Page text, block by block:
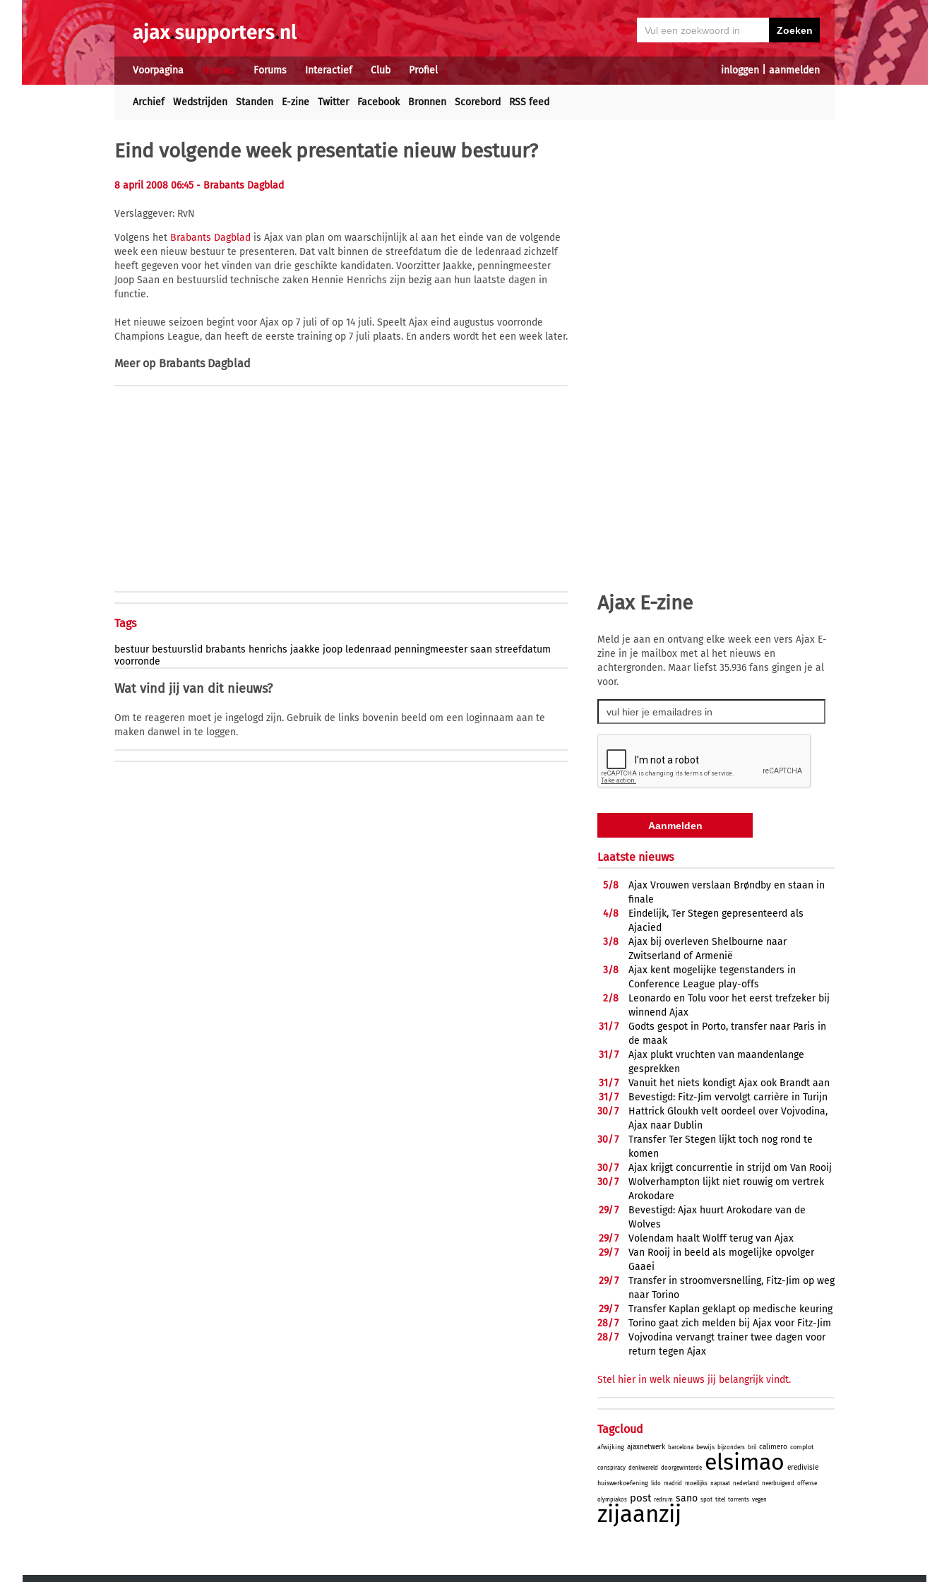
inloggen aanmelden
Voorpagina Nieuws Forums Interactief Club Profiel
Archief Wedstrijden Standen E-zine Twitter Facebook Bronnen Scorebord RSS feed
Eind volgende week presentatie nieuw bestuur?
8 april 2008 06:45 - Brabants Dagblad
Verslaggever: RvN
Volgens het Brabants Dagblad is Ajax van plan om waarschijnlijk al aan het einde van de volgende
week een nieuw bestuur te presenteren. Dat valt binnen de streefdatum die de ledenraad zichzelf
heeft gegeven voor het vinden van drie geschikte kandidaten. Voorzitter Jaakke, penningmeester
Joop Saan en bestuurslid technische zaken Hennie Henrichs zijn bezig aan hun laatste dagen in
functie.
Het nieuwe seizoen begint voor Ajax op 7 juli of op 14 juli. Speelt Ajax eind augustus voorronde
Champions League, dan heeft de eerste training op 7 juli plaats. En anders wordt het een week later.
Meer op Brabants Dagblad
Tags
bestuur bestuurslid brabants henrichs jaakke joop ledenraad penningmeester saan streefdatum
voorronde
Wat vind jij van dit nieuws?
Om te reageren moet je ingelogd zijn. Gebruik de links bovenin beeld om een loginnaam aan te
maken danwel in te loggen.
Ajax E-zine
Meld je aan en ontvang elke week een vers Ajax E-
zine in je mailbox met al het nieuws en
achtergronden. Maar liefst 35.936 fans gingen je al
voor.
Laatste nieuws
5/8
Ajax Vrouwen verslaan Brøndby en staan in
finale
4/8
Eindelijk, Ter Stegen gepresenteerd als
Ajacied
3/8
Ajax bij overleven Shelbourne naar
Zwitserland of Armenië
3/8
Ajax kent mogelijke tegenstanders in
Conference League play-offs
2/8
Leonardo en Tolu voor het eerst trefzeker bij
winnend Ajax
31/7
Godts gespot in Porto, transfer naar Paris in
de maak
31/7
Ajax plukt vruchten van maandenlange
gesprekken
31/7
Vanuit het niets kondigt Ajax ook Brandt aan
31/7
Bevestigd: Fitz-Jim vervolgt carrière in Turijn
30/7
Hattrick Gloukh velt oordeel over Vojvodina,
Ajax naar Dublin
30/7
Transfer Ter Stegen lijkt toch nog rond te
komen
30/7
Ajax krijgt concurrentie in strijd om Van Rooij
30/7
Wolverhampton lijkt niet rouwig om vertrek
Arokodare
29/7
Bevestigd: Ajax huurt Arokodare van de
Wolves
29/7
Volendam haalt Wolff terug van Ajax
29/7
Van Rooij in beeld als mogelijke opvolger
Gaaei
29/7
Transfer in stroomversnelling, Fitz-Jim op weg
naar Torino
29/7
Transfer Kaplan geklapt op medische keuring
28/7
Torino gaat zich melden bij Ajax voor Fitz-Jim
28/7
Vojvodina vervangt trainer twee dagen voor
return tegen Ajax
Stel hier in welk nieuws jij belangrijk vindt.
Tagcloud
afwijking ajaxnetwerk barcelona bewijs bijzonders bril calimero complot
conspiracy denkwereld doorgewinterde elsimao eredivisie
huiswerkoefening lido madrid moeilijks napraat nederland neerbuigend offense
olympiakos post redrum sano spot titel torrents vegen
zijaanzij